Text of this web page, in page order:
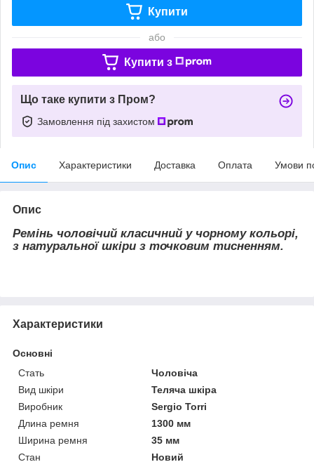
Купити
або
Купити з
Що таке купити з Пром?
Замовлення під захистом
Опис Характеристики Доставка Оплата Умови
Опис
Ремінь чоловічий класичний у чорному кольорі,
з натуральної шкіри з точковим тисненням.
Характеристики
Основні
Стать
Чоловіча
Вид шкіри
Теляча шкіра
Виробник
Sergio Torri
Длина ремня
1300 мм
Ширина ремня
35 мм
Стан
Новий